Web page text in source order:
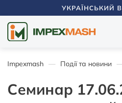
УКРАЇНСЬКИЙ
Impexmash Події та новини
Семинар